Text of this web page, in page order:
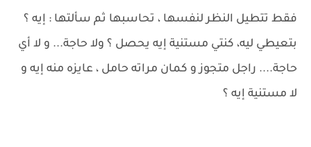
فقط تتطيل النظر لنفسها ، تحاسبها ثم سألتها : إيه ؟
بتعيطي ليه، كنتي مستنية إيه يحصل ؟ ولا حاجة... و لا أي
حاجة.... راجل متجوز و كمان مراته حامل ، عايزه منه إيه و
لا مستنية إيه ؟